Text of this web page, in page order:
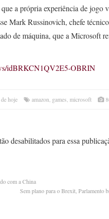
a própria experiência de jogo
Mark Russinovich, chefe
de máquina, que a Microsoft
idBRKCN1QV2E5-OBRIN
hoje amazon games microsoft
desabilitados para essa
com a China
Sem plano para o Brexit, Parlamento